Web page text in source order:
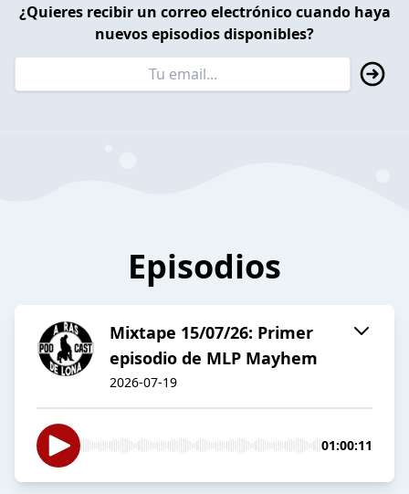
¿Quieres recibir un correo electrónico cuando haya
nuevos episodios disponibles?
Episodios
Mixtape 15/07/26: Primer
episodio de MLP Mayhem
2026-07-19
01:00:11